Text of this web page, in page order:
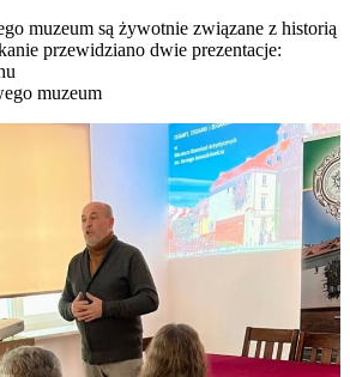
muzeum są żywotnie związane z historią
przewidziano dwie prezentacje:
muzeum